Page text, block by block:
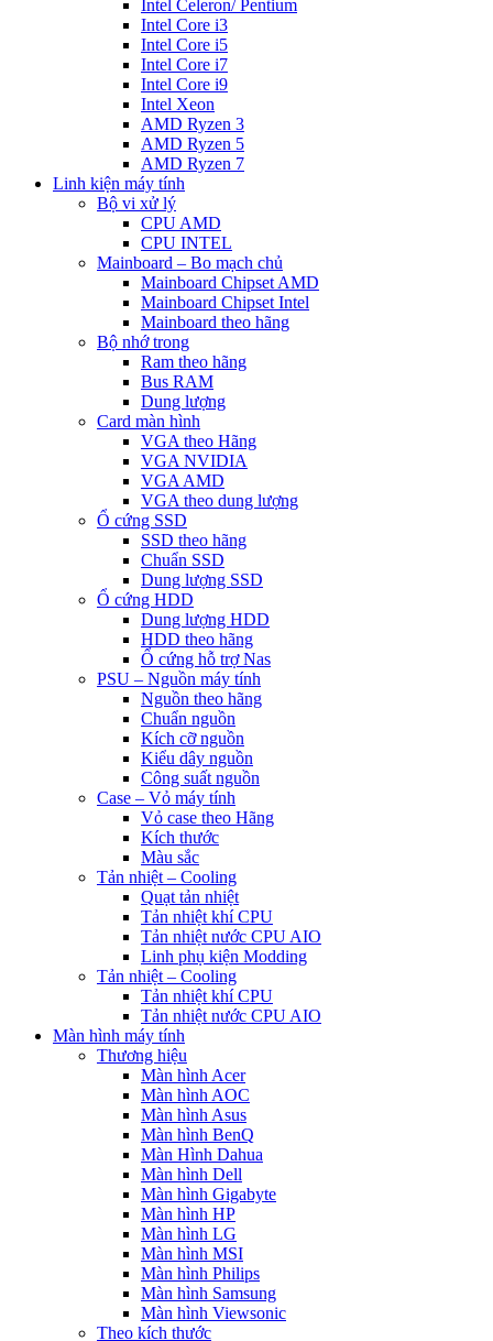
Intel Celeron/ Pentium
Intel Core i3
Intel Core i5
Intel Core i7
Intel Core i9
Intel Xeon
AMD Ryzen 3
AMD Ryzen 5
AMD Ryzen 7
Linh kiện máy tính
Bộ vi xử lý
CPU AMD
CPU INTEL
Mainboard – Bo mạch chủ
Mainboard Chipset AMD
Mainboard Chipset Intel
Mainboard theo hãng
Bộ nhớ trong
Ram theo hãng
Bus RAM
Dung lượng
Card màn hình
VGA theo Hãng
VGA NVIDIA
VGA AMD
VGA theo dung lượng
Ổ cứng SSD
SSD theo hãng
Chuẩn SSD
Dung lượng SSD
Ổ cứng HDD
Dung lượng HDD
HDD theo hãng
Ổ cứng hỗ trợ Nas
PSU – Nguồn máy tính
Nguồn theo hãng
Chuẩn nguồn
Kích cỡ nguồn
Kiểu dây nguồn
Công suất nguồn
Case – Vỏ máy tính
Vỏ case theo Hãng
Kích thước
Màu sắc
Tản nhiệt – Cooling
Quạt tản nhiệt
Tản nhiệt khí CPU
Tản nhiệt nước CPU AIO
Linh phụ kiện Modding
Tản nhiệt – Cooling
Tản nhiệt khí CPU
Tản nhiệt nước CPU AIO
Màn hình máy tính
Thương hiệu
Màn hình Acer
Màn hình AOC
Màn hình Asus
Màn hình BenQ
Màn Hình Dahua
Màn hình Dell
Màn hình Gigabyte
Màn hình HP
Màn hình LG
Màn hình MSI
Màn hình Philips
Màn hình Samsung
Màn hình Viewsonic
Theo kích thước